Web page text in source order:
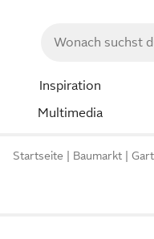
Inspiration
Multimedia
Startseite Baumarkt